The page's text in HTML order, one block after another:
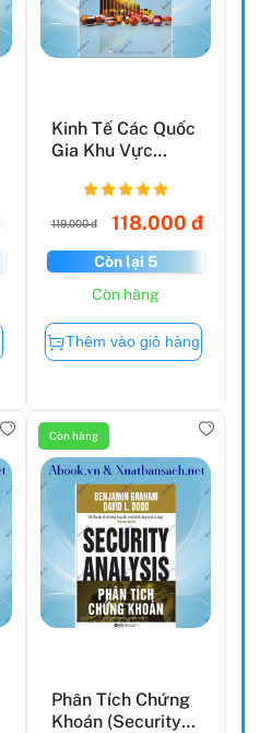
Kinh Tế Các Quốc
Gia Khu Vực
119.000 đ 118.000 đ
Còn lại 5
Còn hàng
Thêm vào giỏ hàng
Còn hàng
Phân Tích Chứng
Khoán (Security